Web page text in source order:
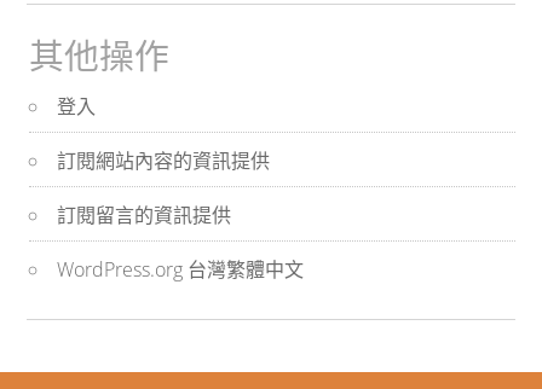
其他操作
登入
訂閱網站內容的資訊提供
訂閱留言的資訊提供
WordPress.org 台灣繁體中文